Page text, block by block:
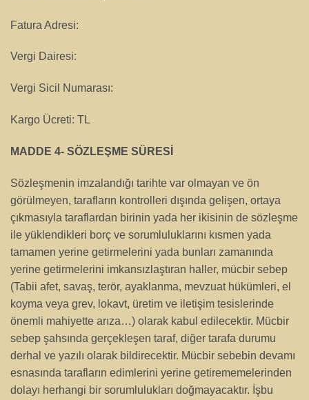
Fatura Adresi:
Vergi Dairesi:
Vergi Sicil Numarası:
Kargo Ücreti: TL
MADDE 4- SÖZLEŞME SÜRESİ
Sözleşmenin imzalandığı tarihte var olmayan ve ön
görülmeyen, tarafların kontrolleri dışında gelişen, ortaya
çıkmasıyla taraflardan birinin yada her ikisinin de sözleşme
ile yüklendikleri borç ve sorumluluklarını kısmen yada
tamamen yerine getirmelerini yada bunları zamanında
yerine getirmelerini imkansızlaştıran haller, mücbir sebep
(Tabii afet, savaş, terör, ayaklanma, mevzuat hükümleri, el
koyma veya grev, lokavt, üretim ve iletişim tesislerinde
önemli mahiyette arıza…) olarak kabul edilecektir. Mücbir
sebep şahsında gerçekleşen taraf, diğer tarafa durumu
derhal ve yazılı olarak bildirecektir. Mücbir sebebin devamı
esnasında tarafların edimlerini yerine getirememelerinden
dolayı herhangi bir sorumlulukları doğmayacaktır. İşbu